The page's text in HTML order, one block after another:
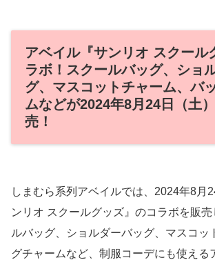
アベイル『サンリオ スクール
ラボ！スクールバッグ、ショ
グ、マスコットチャーム、バ
ムなどが2024年8月24日（土
売！
しまむら系列アベイルでは、2024年8月
ンリオ スクールグッズ』のコラボを販
ルバッグ、ショルダーバッグ、マスコッ
グチャームなど、制服コーデにも使える